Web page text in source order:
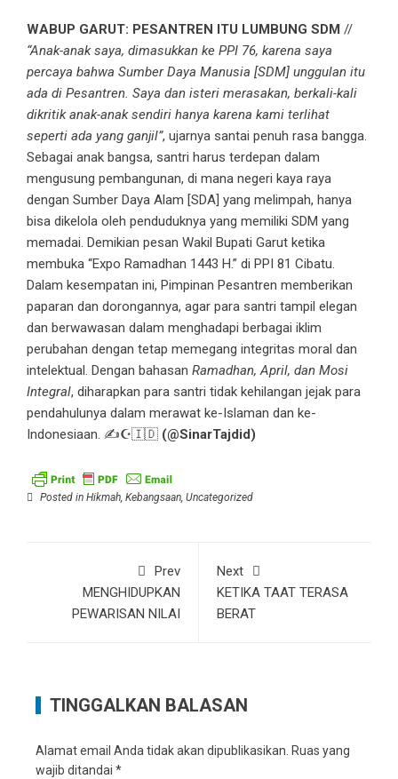
WABUP GARUT: PESANTREN ITU LUMBUNG SDM //
“Anak-anak saya, dimasukkan ke PPI 76, karena saya
percaya bahwa Sumber Daya Manusia [SDM] unggulan itu
ada di Pesantren. Saya dan isteri merasakan, berkali-kali
dikritik anak-anak sendiri hanya karena kami terlihat
seperti ada yang ganjil”, ujarnya santai penuh rasa bangga.
Sebagai anak bangsa, santri harus terdepan dalam
mengusung pembangunan, di mana negeri kaya raya
dengan Sumber Daya Alam [SDA] yang melimpah, hanya
bisa dikelola oleh penduduknya yang memiliki SDM yang
memadai. Demikian pesan Wakil Bupati Garut ketika
membuka “Expo Ramadhan 1443 H.” di PPI 81 Cibatu.
Dalam kesempatan ini, Pimpinan Pesantren memberikan
paparan dan dorongannya, agar para santri tampil elegan
dan berwawasan dalam menghadapi berbagai iklim
perubahan dengan tetap memegang integritas moral dan
intelektual. Dengan bahasan Ramadhan, April, dan Mosi
Integral, diharapkan para santri tidak kehilangan jejak para
pendahulunya dalam merawat ke-Islaman dan ke-
Indonesiaan. ✍️☪️🇮🇩 (@SinarTajdid)
Posted in Hikmah, Kebangsaan, Uncategorized
Prev
MENGHIDUPKAN
PEWARISAN NILAI
Next
KETIKA TAAT TERASA
BERAT
TINGGALKAN BALASAN
Alamat email Anda tidak akan dipublikasikan. Ruas yang
wajib ditandai *